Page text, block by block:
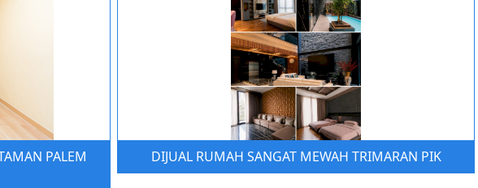
PALEM
DIJUAL RUMAH SANGAT MEWAH TRIMARAN PIK